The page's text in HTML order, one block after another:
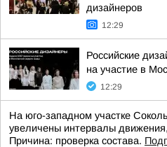
дизайнеров
12:29
Российские
на участие в
12:29
На юго-западном участке
увеличены интервалы
Причина: проверка состава.